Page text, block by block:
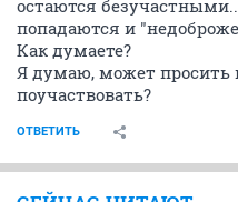
остаются
попадаются и
Как думаете?
Я думаю, может просить
поучаствовать?
ОТВЕТИТЬ